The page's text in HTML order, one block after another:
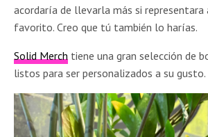
acordaría de llevarla más si
favorito. Creo que tú también lo harías.
Solid Merch tiene una gran selección de
listos para ser personalizados a su gusto.